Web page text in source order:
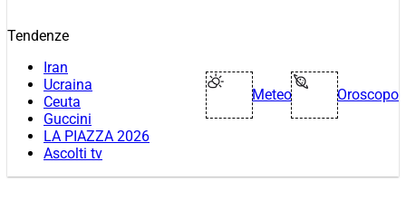
Tendenze
Iran
Ucraina
Ceuta
Guccini
LA PIAZZA 2026
Ascolti tv
Meteo Oroscopo